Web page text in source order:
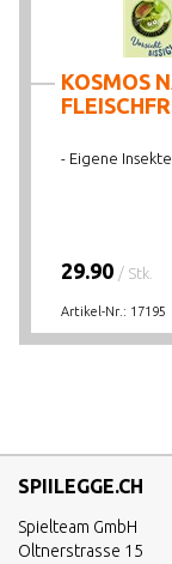
KOSMOS
- Eigene
29.90 / Stk.
Artikel-Nr.: 17195
SPIILEGGE.CH
Spielteam GmbH
Oltnerstrasse 15